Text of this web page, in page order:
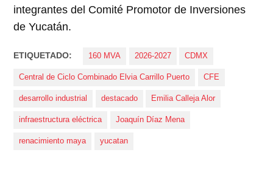
integrantes del Comité Promotor de Inversiones
de Yucatán.
ETIQUETADO: 160 MVA 2026-2027 CDMX
Central de Ciclo Combinado Elvia Carrillo Puerto CFE
desarrollo industrial destacado Emilia Calleja Alor
infraestructura eléctrica Joaquín Díaz Mena
renacimiento maya yucatan